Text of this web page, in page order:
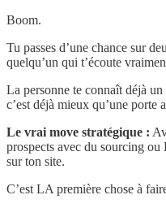
Boom.
Tu passes d’une chance sur
quelqu’un qui t’écoute
La personne te connaît déjà un
c’est déjà mieux qu’une porte
Le vrai move stratégique :
prospects avec du sourcing ou
sur ton site.
C’est LA première chose à